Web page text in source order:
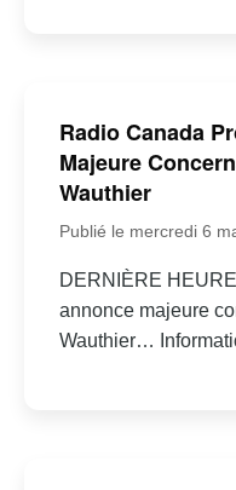
Radio Canada
Majeure
Wauthier
Publié le mercredi 6
DERNIÈRE
annonce majeure
Wauthier…